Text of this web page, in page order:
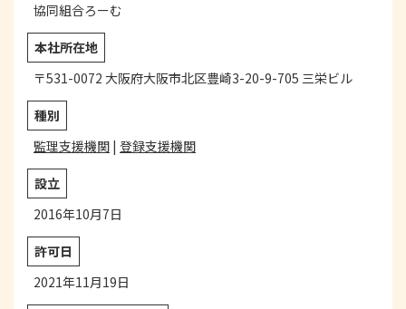
協同組合ろーむ
本社所在地
〒531-0072 大阪府大阪市北区豊崎3-20-9-705 三栄ビル
種別
監理支援機関 | 登録支援機関
設立
2016年10月7日
許可日
2021年11月19日